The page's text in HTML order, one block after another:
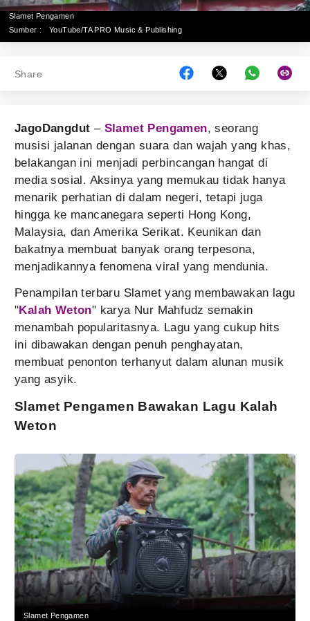
Slamet Pengamen
Sumber :
YouTube/TA PRO Music & Publishing
Share
JagoDangdut – Slamet Pengamen, seorang
musisi jalanan dengan suara dan wajah yang khas,
belakangan ini menjadi perbincangan hangat di
media sosial. Aksinya yang memukau tidak hanya
menarik perhatian di dalam negeri, tetapi juga
hingga ke mancanegara seperti Hong Kong,
Malaysia, dan Amerika Serikat. Keunikan dan
bakatnya membuat banyak orang terpesona,
menjadikannya fenomena viral yang mendunia.
Penampilan terbaru Slamet yang membawakan lagu
"Kalah Weton" karya Nur Mahfudz semakin
menambah popularitasnya. Lagu yang cukup hits
ini dibawakan dengan penuh penghayatan,
membuat penonton terhanyut dalam alunan musik
yang asyik.
Slamet Pengamen Bawakan Lagu Kalah
Weton
Slamet Pengamen